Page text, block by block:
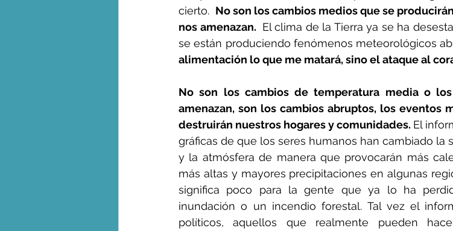
cierto. No son los cambios medios que se
nos amenazan. El clima de la Tierra ya se ha
se están produciendo fenómenos meteorológicos
alimentación lo que me matará, sino el ataque al
No son los cambios de temperatura media o
amenazan, son los cambios abruptos, los eventos
destruirán nuestros hogares y comunidades. El
gráficas de que los seres humanos han cambiado la
y la atmósfera de manera que provocarán más
más altas y mayores precipitaciones en algunas
significa poco para la gente que ya lo ha
inundación o un incendio forestal. Tal vez el
políticos, aquellos que realmente pueden